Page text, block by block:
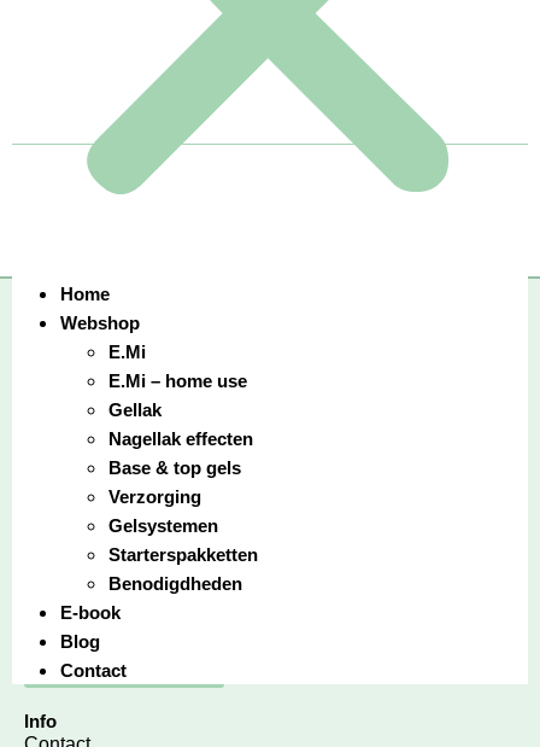
Home
Webshop
E.Mi
E.Mi – home use
Gellak
Nagellak effecten
Base & top gels
Verzorging
Gelsystemen
Starterspakketten
Benodigdheden
E-book
Blog
Contact
Adres
Spijt van je aankoop? Binnen 14 dagen bedenktijd
annuleert u de bestelling via onderstaande knop.
Overeenkomst herroepen
Info